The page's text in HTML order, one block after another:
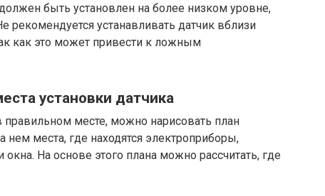
быть установлен на более низком уровне,
рекомендуется устанавливать датчик вблизи
как это может привести к ложным
установки датчика
правильном месте, можно нарисовать план
нем места, где находятся электроприборы,
На основе этого плана можно рассчитать, где